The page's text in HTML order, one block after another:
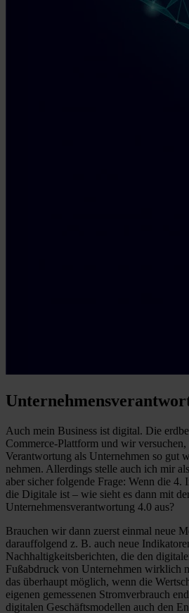
Auch mein Business ist digital. Die
Commerce-Plattform und wir versuchen,
Verantwortung als Unternehmen so gut
nehmen. Allerdings stelle auch ich mir
aber sicher folgende Frage: Wenn die
die Digitale ist – wie sieht es dann mit
Unternehmensverantwortung 4.0 aus?
Brauchen wir dann zuerst einmal neue
darauffolgend z. B. auch neue
Nachhaltigkeitsberichten, die den
Fußabdruck von Unternehmen wirklich
das überhaupt möglich, wenn die
eigenen gemessenen Stromverbrauch
digitalen Geschäftsmodellen auch den